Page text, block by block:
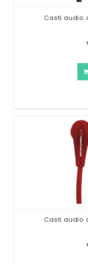
Casti audio
Casti audio